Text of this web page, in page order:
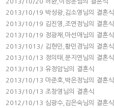
2013/10/19 박성광,김소영님의 결혼식
2013/10/19 김진영,조연정님의 결혼식
2013/10/19 정광채,마선애님의 결혼식
2013/1013/ 김현민,황민경님의 결혼식
2013/10/13 정의태,문지연님의 결혼식
2013/10/13 유정암님의 결혼식
2013/10/13 마준호,박은정님의 결혼식
2013/10/13 조창영님의 결혼식
2012/10/13 심광수,김은숙님의 결혼식